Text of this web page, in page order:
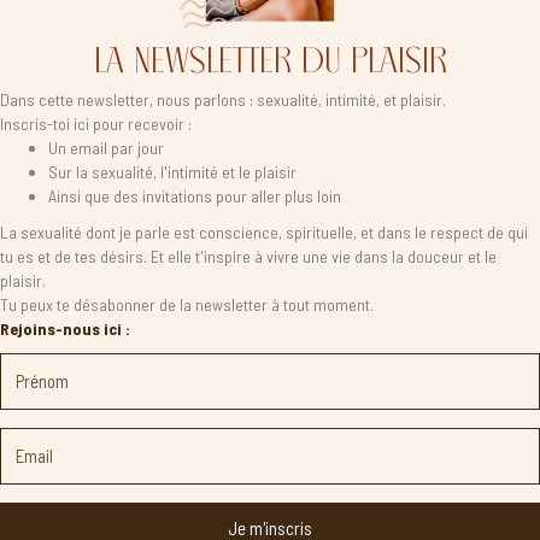
LA NEWSLETTER DU PLAISIR
Dans cette newsletter, nous parlons : sexualité, intimité, et plaisir.
Inscris-toi ici pour recevoir :
Un email par jour
Sur la sexualité, l'intimité et le plaisir
Ainsi que des invitations pour aller plus loin
La sexualité dont je parle est conscience, spirituelle, et dans le respect de qui
tu es et de tes désirs. Et elle t'inspire à vivre une vie dans la douceur et le
plaisir.
Tu peux te désabonner de la newsletter à tout moment.
Rejoins-nous ici :
Je m'inscris